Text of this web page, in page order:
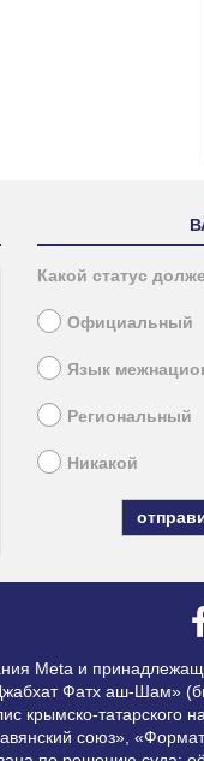
Какой статус
Официальный
Язык
Региональный
Никакой
Meta и
Фатх аш-Шам»
татарского
союз»,